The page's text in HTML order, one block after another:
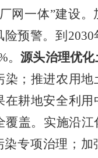
网一体”建设。
险预警。到
。源头治理优
； 推进农用地
在耕地安全利用
盖。 实施沿江
专项治理； 加